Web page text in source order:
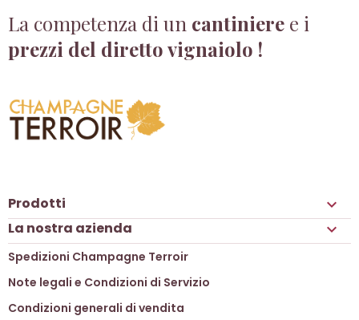
La competenza di un cantiniere e i
prezzi del diretto vignaiolo !
Prodotti 
La nostra azienda 
Spedizioni Champagne Terroir
Note legali e Condizioni di Servizio
Condizioni generali di vendita